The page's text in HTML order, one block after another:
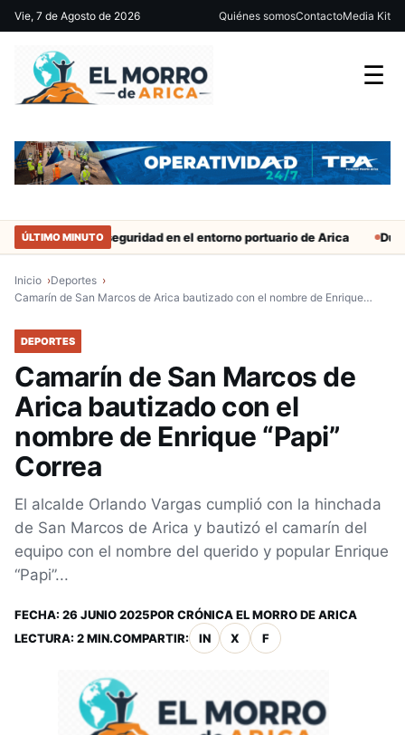
Vie, 7 de Agosto de 2026 Quiénes somosContactoMedia Kit
☰
ÚLTIMO MINUTO
seguridad en el entorno portuario de Arica Duro
Inicio
Deportes
Camarín de San Marcos de Arica bautizado con el nombre de Enrique…
DEPORTES
Camarín de San Marcos de
Arica bautizado con el
nombre de Enrique “Papi”
Correa
El alcalde Orlando Vargas cumplió con la hinchada
de San Marcos de Arica y bautizó el camarín del
equipo con el nombre del querido y popular Enrique
“Papi”...
FECHA: 26 JUNIO 2025POR CRÓNICA EL MORRO DE ARICA
LECTURA: 2 MIN.COMPARTIR: IN X F